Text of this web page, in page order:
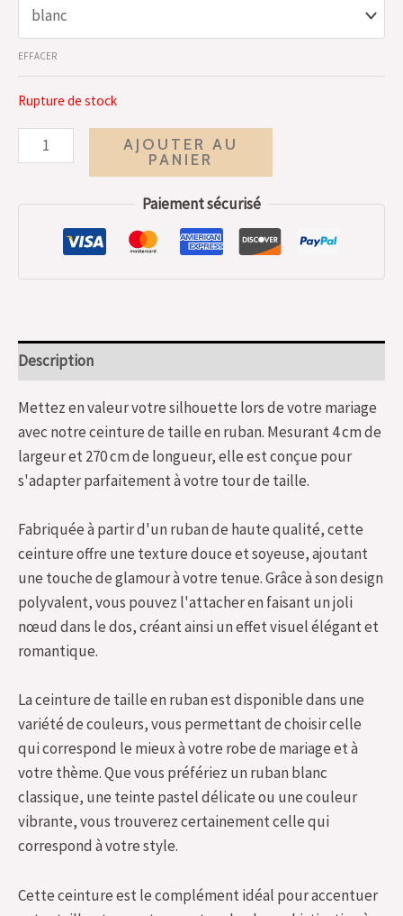
EFFACER
Rupture de stock
AJOUTER AU
PANIER
Paiement sécurisé
Description
Mettez en valeur votre silhouette lors de votre mariage
avec notre ceinture de taille en ruban. Mesurant 4 cm de
largeur et 270 cm de longueur, elle est conçue pour
s'adapter parfaitement à votre tour de taille.
Fabriquée à partir d'un ruban de haute qualité, cette
ceinture offre une texture douce et soyeuse, ajoutant
une touche de glamour à votre tenue. Grâce à son design
polyvalent, vous pouvez l'attacher en faisant un joli
nœud dans le dos, créant ainsi un effet visuel élégant et
romantique.
La ceinture de taille en ruban est disponible dans une
variété de couleurs, vous permettant de choisir celle
qui correspond le mieux à votre robe de mariage et à
votre thème. Que vous préfériez un ruban blanc
classique, une teinte pastel délicate ou une couleur
vibrante, vous trouverez certainement celle qui
correspond à votre style.
Cette ceinture est le complément idéal pour accentuer